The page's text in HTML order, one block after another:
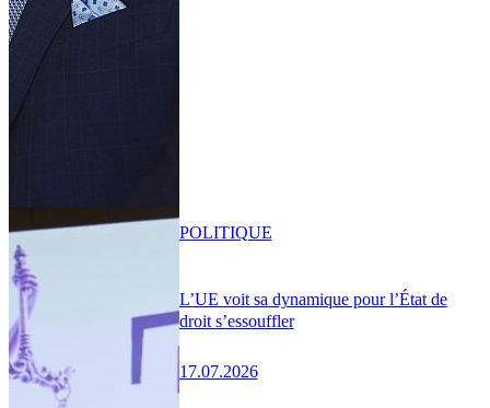
L’UE voit sa dynamique pour l’État de
droit s’essouffler
17.07.2026
POLITIQUE